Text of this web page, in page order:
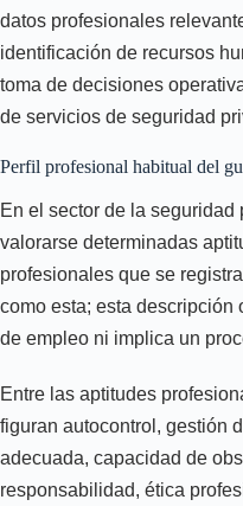
datos profesionales
identificación de recursos
toma de decisiones
de servicios de seguridad
Perfil profesional habitual del
En el sector de la
valorarse determinadas
profesionales que se
como esta; esta descripción
de empleo ni implica un
Entre las aptitudes
figuran autocontrol, gestión
adecuada, capacidad de
responsabilidad, ética